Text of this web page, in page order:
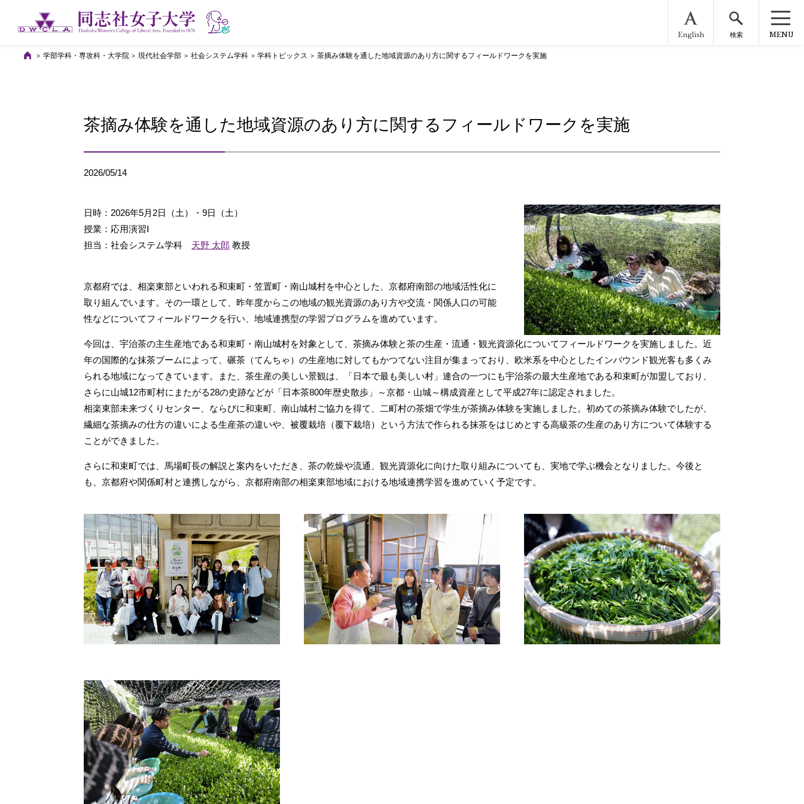
English 検索 MENU
学部学科・専攻科・大学院 現代社会学部 社会システム学科 学科トピックス 茶摘み体験を通した地域資源のあり方に関するフィールドワークを実施
茶摘み体験を通した地域資源のあり方に関するフィールドワークを実施
2026/05/14
日時：2026年5月2日（土）・9日（土）
授業：応用演習Ⅰ
担当：社会システム学科 天野 太郎 教授
京都府では、相楽東部といわれる和束町・笠置町・南山城村を中心とした、京都府南部の地域活性化に
取り組んでいます。その一環として、昨年度からこの地域の観光資源のあり方や交流・関係人口の可能
性などについてフィールドワークを行い、地域連携型の学習プログラムを進めています。
今回は、宇治茶の主生産地である和束町・南山城村を対象として、茶摘み体験と茶の生産・流通・観光資源化についてフィールドワークを実施しました。近
年の国際的な抹茶ブームによって、碾茶（てんちゃ）の生産地に対してもかつてない注目が集まっており、欧米系を中心としたインバウンド観光客も多くみ
られる地域になってきています。また、茶生産の美しい景観は、「日本で最も美しい村」連合の一つにも宇治茶の最大生産地である和束町が加盟しており、
さらに山城12市町村にまたがる28の史跡などが「日本茶800年歴史散歩」～京都・山城～構成資産として平成27年に認定されました。
相楽東部未来づくりセンター、ならびに和束町、南山城村ご協力を得て、二町村の茶畑で学生が茶摘み体験を実施しました。初めての茶摘み体験でしたが、
繊細な茶摘みの仕方の違いによる生産茶の違いや、被覆栽培（覆下栽培）という方法で作られる抹茶をはじめとする高級茶の生産のあり方について体験する
ことができました。
さらに和束町では、馬場町長の解説と案内をいただき、茶の乾燥や流通、観光資源化に向けた取り組みについても、実地で学ぶ機会となりました。今後と
も、京都府や関係町村と連携しながら、京都府南部の相楽東部地域における地域連携学習を進めていく予定です。